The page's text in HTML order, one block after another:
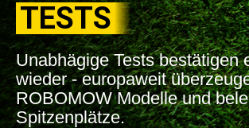
TESTS
Unabhägige Tests bestätigen
wieder - europaweit
ROBOMOW Modelle und
Spitzenplätze.